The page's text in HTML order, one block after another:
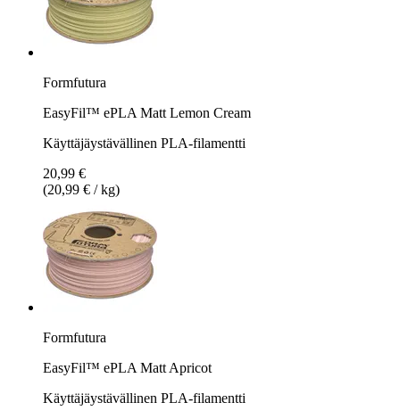
Formfutura
EasyFil™ ePLA Matt Lemon Cream
Käyttäjäystävällinen PLA-filamentti
20,99 €
(20,99 € / kg)
Formfutura
EasyFil™ ePLA Matt Apricot
Käyttäjäystävällinen PLA-filamentti